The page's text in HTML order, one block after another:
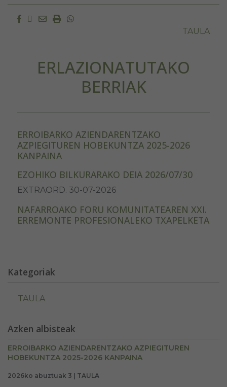
Facebook
Twitter
EmailImprimir
Whatsapp
TAULA
ERLAZIONATUTAKO
BERRIAK
ERROIBARKO AZIENDARENTZAKO
AZPIEGITUREN HOBEKUNTZA 2025-2026
KANPAINA
EZOHIKO BILKURARAKO DEIA 2026/07/30
EXTRAORD. 30-07-2026
NAFARROAKO FORU KOMUNITATEAREN XXI.
ERREMONTE PROFESIONALEKO TXAPELKETA
Kategoriak
TAULA
Azken albisteak
ERROIBARKO AZIENDARENTZAKO AZPIEGITUREN
HOBEKUNTZA 2025-2026 KANPAINA
2026ko abuztuak 3 | TAULA